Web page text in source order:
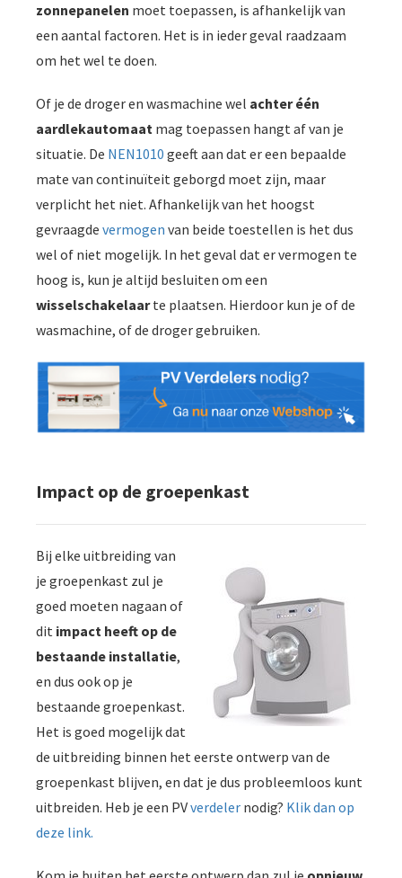
zonnepanelen moet toepassen, is afhankelijk van
een aantal factoren. Het is in ieder geval raadzaam
om het wel te doen.
Of je de droger en wasmachine wel achter één
aardlekautomaat mag toepassen hangt af van je
situatie. De NEN1010 geeft aan dat er een bepaalde
mate van continuïteit geborgd moet zijn, maar
verplicht het niet. Afhankelijk van het hoogst
gevraagde vermogen van beide toestellen is het dus
wel of niet mogelijk. In het geval dat er vermogen te
hoog is, kun je altijd besluiten om een
wisselschakelaarte plaatsen. Hierdoor kun je of de
wasmachine, of de droger gebruiken.
Impact op de groepenkast
Bij elke uitbreiding van
je groepenkast zul je
goed moeten nagaan of
dit impact heeft op de
bestaande installatie,
en dus ook op je
bestaande groepenkast.
Het is goed mogelijk dat
de uitbreiding binnen het eerste ontwerp van de
groepenkast blijven, en dat je dus probleemloos kunt
uitbreiden. Heb je een PVverdeler nodig? Klik dan op
deze link.